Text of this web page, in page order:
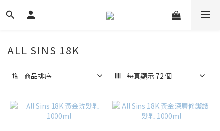
ALL SINS 18K
商品排序 每頁顯示 72 個